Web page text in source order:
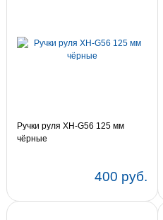
Ручки руля XH-G56 125 мм
чёрные
400 руб.